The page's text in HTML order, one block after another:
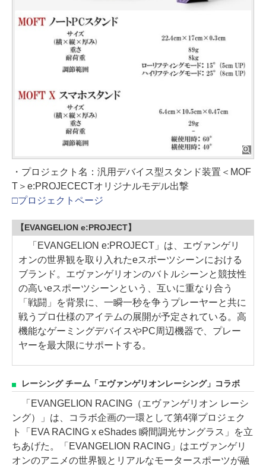
・プロジェクト名：汎用デバイス型スタンド装置＜MOF
T＞e:PROJECECTオリジナルモデル出撃
□プロジェクトページ
【EVANGELION e:PROJECT】
「EVANGELION e:PROJECT」は、エヴァンゲリ
オンの世界観を取り入れたeスポーツシーンにおける
ブランド。エヴァンゲリオンのバトルシーンと競技性
の高いeスポーツシーンという、互いに重なり合う
「戦闘」を背景に、一瞬一秒を争うプレーヤーと共に
戦うプロ仕様のアイテムの展開が予定されている。高
機能なゲーミングデバイスやPC周辺機器で、プレー
ヤーを最大限にサポートする。
レーシング チーム「エヴァンゲリオンレーシング」コラボ
「EVANGELION RACING（エヴァンゲリオン レーシ
ング）」は、コラボ企画の一環として第4弾プロジェク
ト「EVA RACING x eShades 瞬間調光サングラス」を立
ちあげた。「EVANGELION RACING」はエヴァンゲリ
オンのアニメの世界観とリアルなモータースポーツが融